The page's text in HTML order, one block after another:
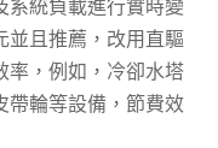
系統負載進行實時變
並且推薦，改用直驅
率，例如，冷卻水塔
帶輪等設備，節費效